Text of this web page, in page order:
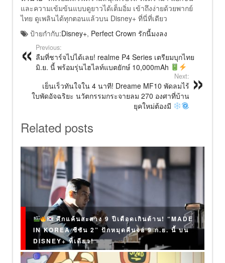
และความเข้มข้นแบบดูยาวได้เต็มอิ่ม เข้าถึงง่ายด้วยพากย์
ไทย ดูเพลินได้ทุกตอนแล้วบน Disney+ ที่นี่ที่เดียว
ป้ายกำกับ:Disney+, Perfect Crown รักนี้มงลง
Previous:
ลืมที่ชาร์จไปได้เลย! realme P4 Series เตรียมบุกไทย
มิ.ย. นี้ พร้อมรุ่นไฮไลท์แบตยักษ์ 10,000mAh
Next:
เย็นเร็วทันใจใน 4 นาที! Dreame MF10 พัดลมไร้
ใบพัดอัจฉริยะ นวัตกรรมกระจายลม 270 องศาที่บ้าน
ยุคใหม่ต้องมี
Related posts
ศึกแค้นสะสาง 9 ปีเดือดเกินต้าน! “MADE
IN KOREA ซีซัน 2” ปักหมุดคืนจอ 9 ก.ย. นี้ บน
DISNEY+ ที่เดียว!